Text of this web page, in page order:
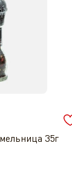
35г